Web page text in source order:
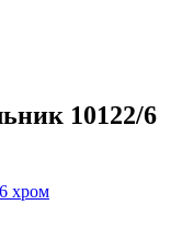
10122/6